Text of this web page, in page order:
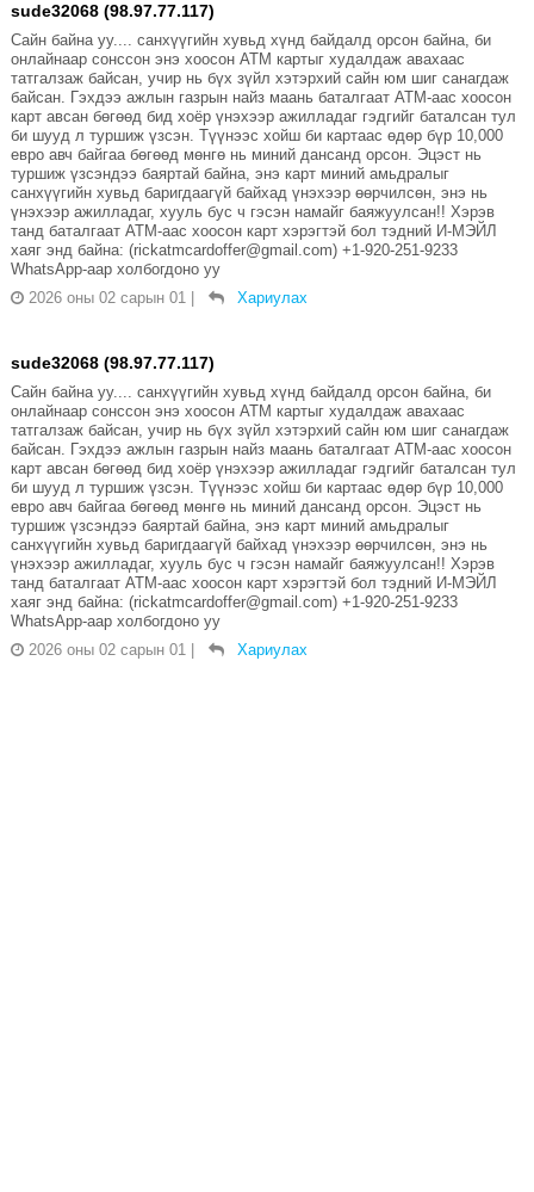
sude32068 (98.97.77.117)
Сайн байна уу.... санхүүгийн хувьд хүнд байдалд орсон байна, би
онлайнаар сонссон энэ хоосон АТМ картыг худалдаж авахаас
татгалзаж байсан, учир нь бүх зүйл хэтэрхий сайн юм шиг санагдаж
байсан. Гэхдээ ажлын газрын найз маань баталгаат АТМ-аас хоосон
карт авсан бөгөөд бид хоёр үнэхээр ажилладаг гэдгийг баталсан тул
би шууд л туршиж үзсэн. Түүнээс хойш би картаас өдөр бүр 10,000
евро авч байгаа бөгөөд мөнгө нь миний дансанд орсон. Эцэст нь
туршиж үзсэндээ баяртай байна, энэ карт миний амьдралыг
санхүүгийн хувьд баригдаагүй байхад үнэхээр өөрчилсөн, энэ нь
үнэхээр ажилладаг, хууль бус ч гэсэн намайг баяжуулсан!! Хэрэв
танд баталгаат АТМ-аас хоосон карт хэрэгтэй бол тэдний И-МЭЙЛ
хаяг энд байна: (rickatmcardoffer@gmail.com) +1-920-251-9233
WhatsApp-аар холбогдоно уу
2026 оны 02 сарын 01
Хариулах
sude32068 (98.97.77.117)
Сайн байна уу.... санхүүгийн хувьд хүнд байдалд орсон байна, би
онлайнаар сонссон энэ хоосон АТМ картыг худалдаж авахаас
татгалзаж байсан, учир нь бүх зүйл хэтэрхий сайн юм шиг санагдаж
байсан. Гэхдээ ажлын газрын найз маань баталгаат АТМ-аас хоосон
карт авсан бөгөөд бид хоёр үнэхээр ажилладаг гэдгийг баталсан тул
би шууд л туршиж үзсэн. Түүнээс хойш би картаас өдөр бүр 10,000
евро авч байгаа бөгөөд мөнгө нь миний дансанд орсон. Эцэст нь
туршиж үзсэндээ баяртай байна, энэ карт миний амьдралыг
санхүүгийн хувьд баригдаагүй байхад үнэхээр өөрчилсөн, энэ нь
үнэхээр ажилладаг, хууль бус ч гэсэн намайг баяжуулсан!! Хэрэв
танд баталгаат АТМ-аас хоосон карт хэрэгтэй бол тэдний И-МЭЙЛ
хаяг энд байна: (rickatmcardoffer@gmail.com) +1-920-251-9233
WhatsApp-аар холбогдоно уу
2026 оны 02 сарын 01
Хариулах